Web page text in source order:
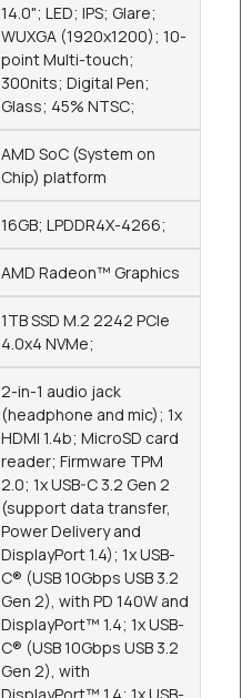
14.0"; LED; IPS; Glare;
WUXGA (1920x1200); 10-
point Multi-touch;
300nits; Digital Pen;
Glass; 45% NTSC;
AMD SoC (System on
Chip) platform
16GB; LPDDR4X-4266;
AMD Radeon™ Graphics
1TB SSD M.2 2242 PCIe
4.0x4 NVMe;
2-in-1 audio jack
(headphone and mic); 1x
HDMI 1.4b; MicroSD card
reader; Firmware TPM
2.0; 1x USB-C 3.2 Gen 2
(support data transfer,
Power Delivery and
DisplayPort 1.4); 1x USB-
C® (USB 10Gbps USB 3.2
Gen 2), with PD 140W and
DisplayPort™ 1.4; 1x USB-
C® (USB 10Gbps USB 3.2
Gen 2), with